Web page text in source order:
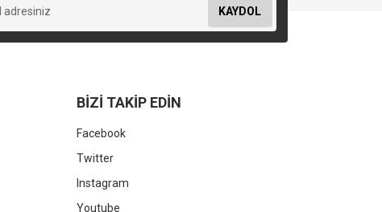
KAYDOL
BİZİ TAKİP EDİN
Facebook
Twitter
Instagram
Youtube